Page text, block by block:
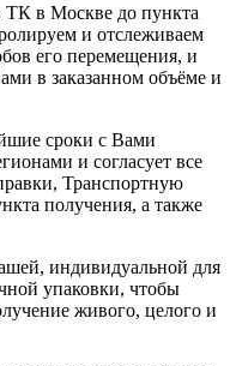
ТК в Москве до пункта
и отслеживаем
его перемещения, и
в заказанном объёме и
сроки с Вами
и согласует все
Транспортную
получения, а также
индивидуальной для
упаковки, чтобы
живого, целого и